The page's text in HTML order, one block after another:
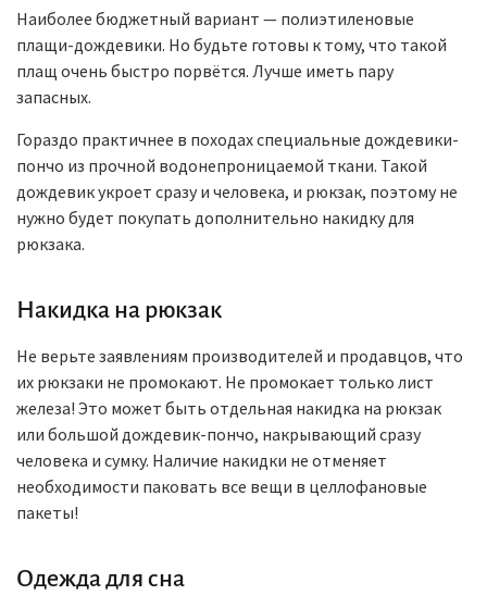
Наиболее бюджетный вариант — полиэтиленовые
плащи-дождевики. Но будьте готовы к тому, что такой
плащ очень быстро порвётся. Лучше иметь пару
запасных.
Гораздо практичнее в походах специальные дождевики-
пончо из прочной водонепроницаемой ткани. Такой
дождевик укроет сразу и человека, и рюкзак, поэтому не
нужно будет покупать дополнительно накидку для
рюкзака.
Накидка на рюкзак
Не верьте заявлениям производителей и продавцов, что
их рюкзаки не промокают. Не промокает только лист
железа! Это может быть отдельная накидка на рюкзак
или большой дождевик-пончо, накрывающий сразу
человека и сумку. Наличие накидки не отменяет
необходимости паковать все вещи в целлофановые
пакеты!
Одежда для сна